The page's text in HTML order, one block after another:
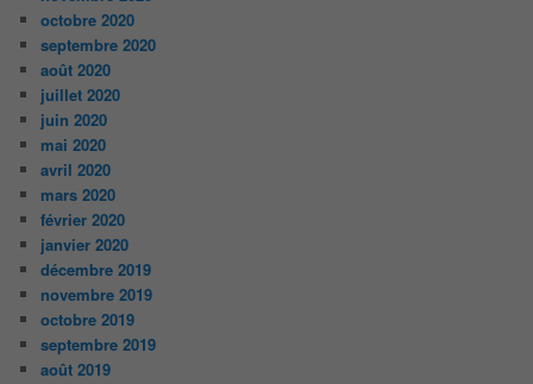
octobre 2020
septembre 2020
août 2020
juillet 2020
juin 2020
mai 2020
avril 2020
mars 2020
février 2020
janvier 2020
décembre 2019
novembre 2019
octobre 2019
septembre 2019
août 2019